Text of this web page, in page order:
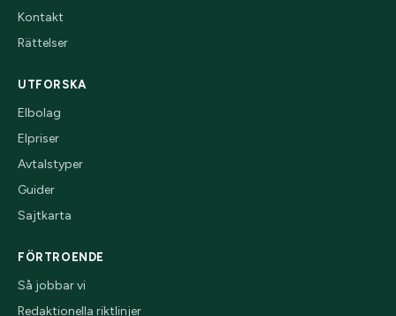
Kontakt
Rättelser
UTFORSKA
Elbolag
Elpriser
Avtalstyper
Guider
Sajtkarta
FÖRTROENDE
Så jobbar vi
Redaktionella riktlinjer